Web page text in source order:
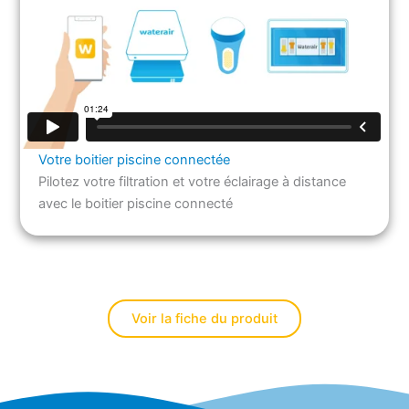
Votre boitier piscine connectée
Pilotez votre filtration et votre éclairage à distance
avec le boitier piscine connecté
Voir la fiche du produit